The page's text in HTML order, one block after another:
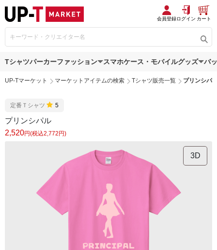
会員登録ログイン カート
Tシャツパーカーファッション スマホケース・モバイルグッズ バ
UP-Tマーケット マーケットアイテムの検索 Tシャツ販売一覧 プリンシパ
定番Ｔシャツ 5
プリンシパル
2,520円(税込2,772円)
3D